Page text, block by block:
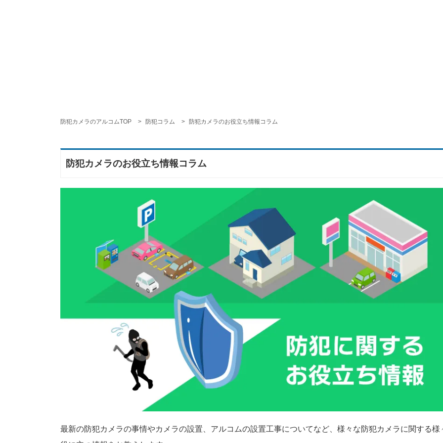
防犯カメラのアルコムTOP 防犯コラム 防犯カメラのお役立ち情報コラム
防犯カメラのお役立ち情報コラム
最新の防犯カメラの事情やカメラの設置、アルコムの設置工事についてなど、様々な防犯カメラに関する様